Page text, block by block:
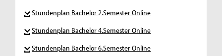
Stundenplan Bachelor 2.Semester Online
Stundenplan Bachelor 4.Semester Online
Stundenplan Bachelor 6.Semester Online